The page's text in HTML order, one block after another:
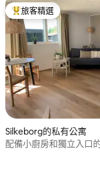
獲得 4.96 的平均評分
旅客精選榜首
旅客精選
Silkeborg的私有公寓
配備小廚房和獨立入口